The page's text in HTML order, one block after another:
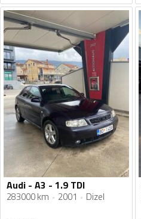
Audi - A3 - 1.9 TDI
283000 km 2001 Dizel